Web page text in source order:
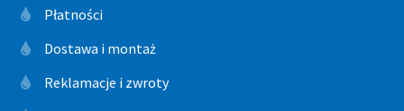
Płatności
Dostawa i montaż
Reklamacje i zwroty